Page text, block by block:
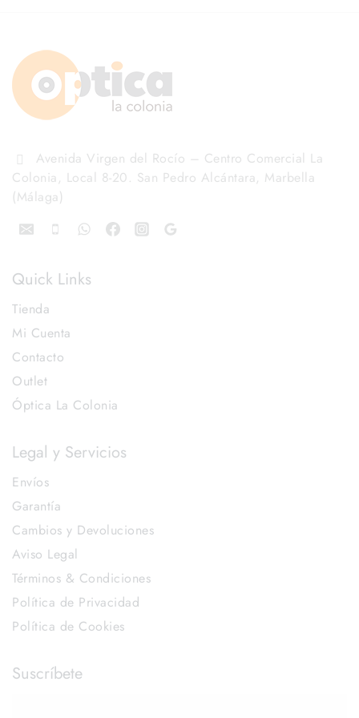
Avenida Virgen del Rocío – Centro Comercial La
Colonia, Local 8-20. San Pedro Alcántara, Marbella
(Málaga)
Quick Links
Tienda
Mi Cuenta
Contacto
Outlet
Óptica La Colonia
Legal y Servicios
Envíos
Garantía
Cambios y Devoluciones
Aviso Legal
Términos & Condiciones
Política de Privacidad
Política de Cookies
Suscríbete